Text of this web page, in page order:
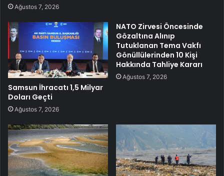
Ağustos 7, 2026
Samsun İhracatı 1,5 Milyar
Doları Geçti
Ağustos 7, 2026
NATO Zirvesi Öncesinde
Gözaltına Alınıp
Tutuklanan Tema Vakfı
Gönüllülerinden 10 Kişi
Hakkında Tahliye Kararı
Ağustos 7, 2026